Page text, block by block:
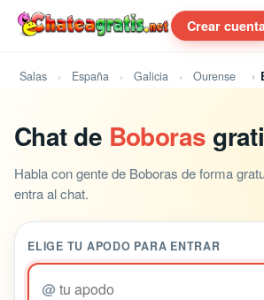
Crear
Salas España Galicia Ourense
Chat de Boboras
Habla con gente de Boboras de forma
entra al chat.
ELIGE TU APODO PARA ENTRAR
@